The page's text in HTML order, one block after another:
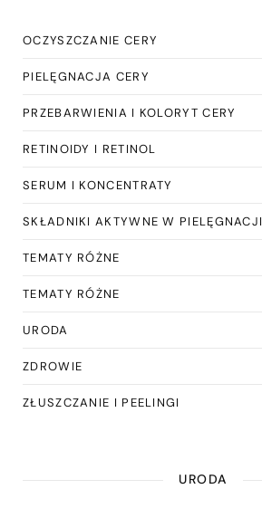
OCZYSZCZANIE CERY
PIELĘGNACJA CERY
PRZEBARWIENIA I KOLORYT CERY
RETINOIDY I RETINOL
SERUM I KONCENTRATY
SKŁADNIKI AKTYWNE W PIELĘGNACJI
TEMATY RÓŻNE
TEMATY RÓŻNE
URODA
ZDROWIE
ZŁUSZCZANIE I PEELINGI
URODA